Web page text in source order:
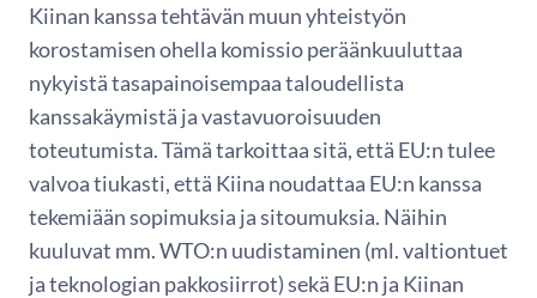
Kiinan kanssa tehtävän muun yhteistyön
korostamisen ohella komissio peräänkuuluttaa
nykyistä tasapainoisempaa taloudellista
kanssakäymistä ja vastavuoroisuuden
toteutumista. Tämä tarkoittaa sitä, että EU:n tulee
valvoa tiukasti, että Kiina noudattaa EU:n kanssa
tekemiään sopimuksia ja sitoumuksia. Näihin
kuuluvat mm. WTO:n uudistaminen (ml. valtiontuet
ja teknologian pakkosiirrot) sekä EU:n ja Kiinan